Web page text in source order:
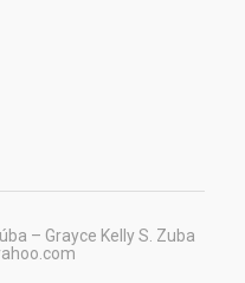
– Grayce Kelly S. Zuba